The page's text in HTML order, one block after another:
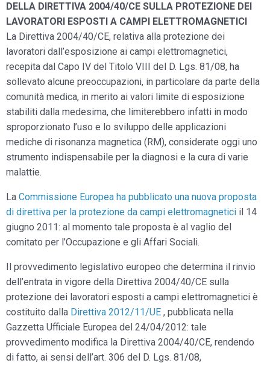
DELLA DIRETTIVA 2004/40/CE SULLA PROTEZIONE DEI
LAVORATORI ESPOSTI A CAMPI ELETTROMAGNETICI
La Direttiva 2004/40/CE, relativa alla protezione dei
lavoratori dall’esposizione ai campi elettromagnetici,
recepita dal Capo IV del Titolo VIII del D. Lgs. 81/08, ha
sollevato alcune preoccupazioni, in particolare da parte della
comunità medica, in merito ai valori limite di esposizione
stabiliti dalla medesima, che limiterebbero infatti in modo
sproporzionato l’uso e lo sviluppo delle applicazioni
mediche di risonanza magnetica (RM), considerate oggi uno
strumento indispensabile per la diagnosi e la cura di varie
malattie.
La Commissione Europea ha pubblicato una nuova proposta
di direttiva per la protezione da campi elettromagnetici il 14
giugno 2011: al momento tale proposta è al vaglio del
comitato per l’Occupazione e gli Affari Sociali.
Il provvedimento legislativo europeo che determina il rinvio
dell’entrata in vigore della Direttiva 2004/40/CE sulla
protezione dei lavoratori esposti a campi elettromagnetici è
costituito dalla Direttiva 2012/11/UE , pubblicata nella
Gazzetta Ufficiale Europea del 24/04/2012: tale
provvedimento modifica la Direttiva 2004/40/CE, rendendo
di fatto, ai sensi dell’art. 306 del D. Lgs. 81/08,